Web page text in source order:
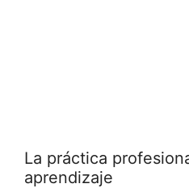
La práctica
aprendizaje